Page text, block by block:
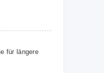
für längere